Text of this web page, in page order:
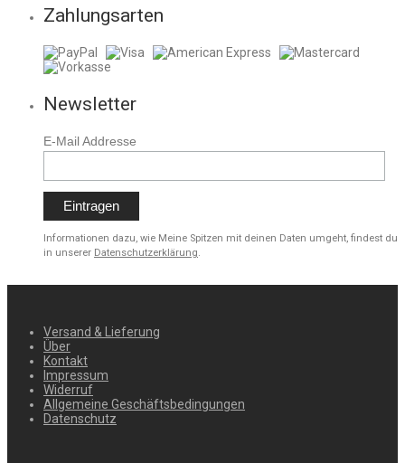
Zahlungsarten
Newsletter
E-Mail Addresse
Informationen dazu, wie Meine Spitzen mit deinen Daten umgeht, findest du
in unserer Datenschutzerklärung.
Versand & Lieferung
Über
Kontakt
Impressum
Widerruf
Allgemeine Geschäftsbedingungen
Datenschutz